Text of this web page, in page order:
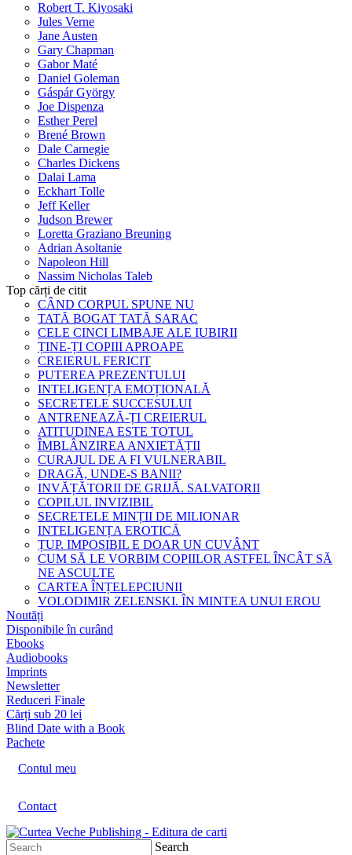
Robert T. Kiyosaki
Jules Verne
Jane Austen
Gary Chapman
Gabor Maté
Daniel Goleman
Gáspár György
Joe Dispenza
Esther Perel
Brené Brown
Dale Carnegie
Charles Dickens
Dalai Lama
Eckhart Tolle
Jeff Keller
Judson Brewer
Loretta Graziano Breuning
Adrian Asoltanie
Napoleon Hill
Nassim Nicholas Taleb
Top cărți de citit
CÂND CORPUL SPUNE NU
TATĂ BOGAT TATĂ SARAC
CELE CINCI LIMBAJE ALE IUBIRII
ȚINE-ȚI COPIII APROAPE
CREIERUL FERICIT
PUTEREA PREZENTULUI
INTELIGENȚA EMOȚIONALĂ
SECRETELE SUCCESULUI
ANTRENEAZĂ-ȚI CREIERUL
ATITUDINEA ESTE TOTUL
ÎMBLÂNZIREA ANXIETĂȚII
CURAJUL DE A FI VULNERABIL
DRAGĂ, UNDE-S BANII?
INVĂȚĂTORII DE GRIJĂ. SALVATORII
COPILUL INVIZIBIL
SECRETELE MINȚII DE MILIONAR
INTELIGENȚA EROTICĂ
ȚUP. IMPOSIBIL E DOAR UN CUVÂNT
CUM SĂ LE VORBIM COPIILOR ASTFEL ÎNCÂT SĂ
NE ASCULTE
CARTEA ÎNȚELEPCIUNII
VOLODIMIR ZELENSKI. ÎN MINTEA UNUI EROU
Noutăți
Disponibile în curând
Ebooks
Audiobooks
Imprints
Newsletter
Reduceri Finale
Cărți sub 20 lei
Blind Date with a Book
Pachete
Contul meu
Contact
Search